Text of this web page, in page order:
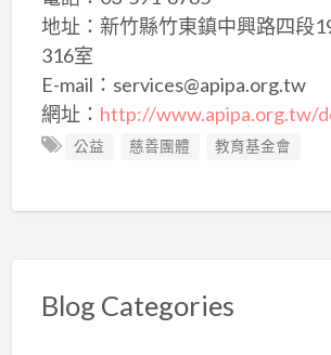
地址：新竹縣竹東鎮中興路四段
316室
E-mail：services@apipa.org.tw
網址： http://www.apipa.org.tw/
公益 慈善團體 教育基金會
Blog Categories